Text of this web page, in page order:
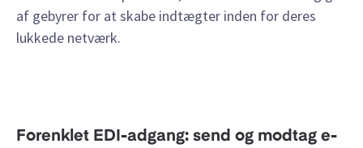
af gebyrer for at skabe indtægter inden for deres
lukkede netværk.
Forenklet EDI-adgang: send og modtag e-